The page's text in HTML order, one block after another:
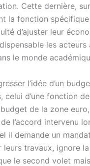
Cette dernière, sur
la fonction
d’ajuster leur
les
le monde
l’idée d’un
d’une fonction
de la zone
l’accord intervenu
il demande un
travaux, ignore
le second volet